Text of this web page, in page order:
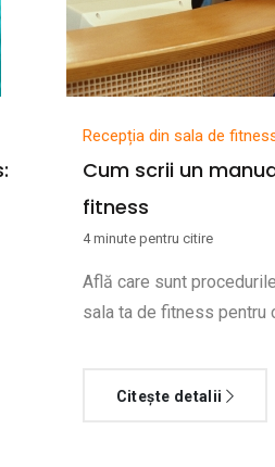
Recepția din sala de
Cum scrii un
fitness
4 minute pentru citire
Află care sunt
sala ta de fitness pentru
Citește detalii